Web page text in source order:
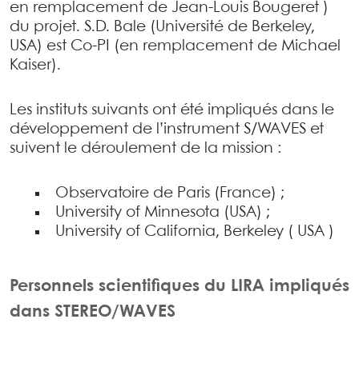
en remplacement de Jean-Louis Bougeret )
du projet. S.D. Bale (Université de Berkeley,
USA) est Co-PI (en remplacement de Michael
Kaiser).
Les instituts suivants ont été impliqués dans le
développement de l’instrument S/WAVES et
suivent le déroulement de la mission :
Observatoire de Paris (France) ;
University of Minnesota (USA) ;
University of California, Berkeley ( USA )
Personnels scientifiques du LIRA impliqués
dans STEREO/WAVES